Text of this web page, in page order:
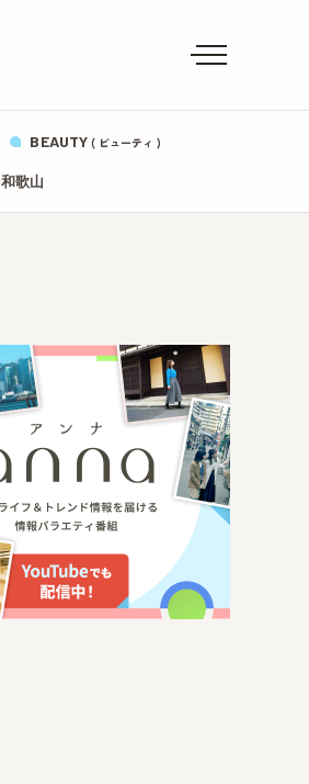
BEAUTY ( ビューティ )
和歌山